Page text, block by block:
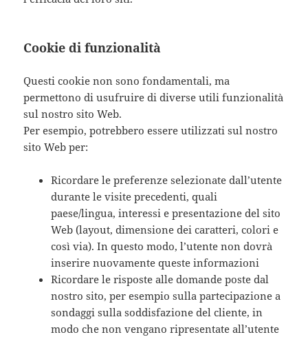
Cookie di funzionalità
Questi cookie non sono fondamentali, ma
permettono di usufruire di diverse utili funzionalità
sul nostro sito Web.
Per esempio, potrebbero essere utilizzati sul nostro
sito Web per:
Ricordare le preferenze selezionate dall’utente
durante le visite precedenti, quali
paese/lingua, interessi e presentazione del sito
Web (layout, dimensione dei caratteri, colori e
così via). In questo modo, l’utente non dovrà
inserire nuovamente queste informazioni
Ricordare le risposte alle domande poste dal
nostro sito, per esempio sulla partecipazione a
sondaggi sulla soddisfazione del cliente, in
modo che non vengano ripresentate all’utente